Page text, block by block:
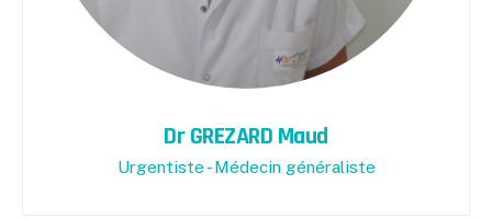
Dr GREZARD Maud
Urgentiste - Médecin généraliste